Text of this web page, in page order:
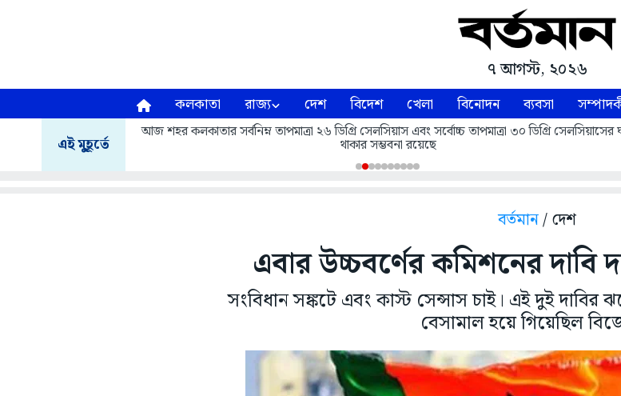
৭ আগস্ট, ২০২৬
কলকাতা রাজ্য দেশ বিদেশ খেলা বিনোদন ব্যবসা
এই মুহূর্তে
আজ শহর কলকাতার সর্বনিম্ন তাপমাত্রা ২৬ ডিগ্রি সেলসিয়াস এবং সর্বোচ্চ তাপমাত্রা ৩০ ডিগ্রি সেলসিয়াসের
থাকার সম্ভবনা রয়েছে
বর্তমান/ দেশ
এবার উচ্চবর্ণের কমিশনের দাবি
সংবিধান সঙ্কটে এবং কাস্ট সেন্সাস চাই। এই দুই দাবির
বেসামাল হয়ে গিয়েছিল